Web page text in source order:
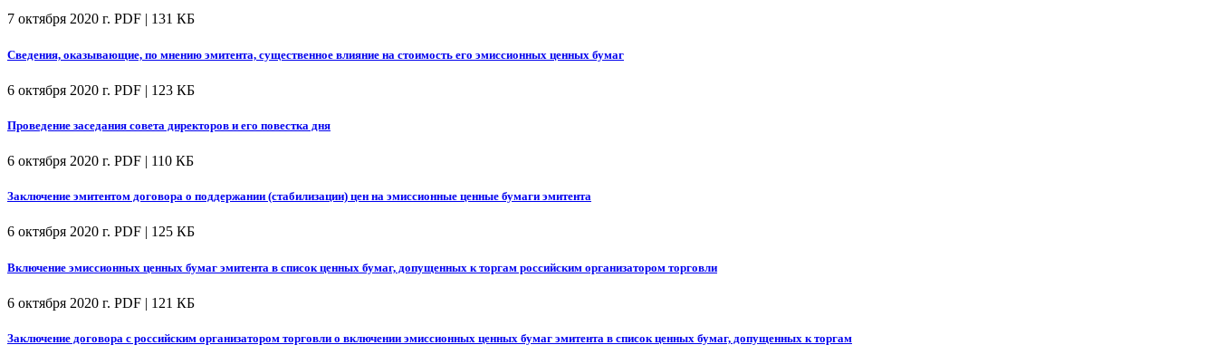
7 октября 2020 г. PDF | 131 КБ
Сведения, оказывающие, по мнению эмитента, существенное влияние на стоимость его эмиссионных ценных бумаг
6 октября 2020 г. PDF | 123 КБ
Проведение заседания совета директоров и его повестка дня
6 октября 2020 г. PDF | 110 КБ
Заключение эмитентом договора о поддержании (стабилизации) цен на эмиссионные ценные бумаги эмитента
6 октября 2020 г. PDF | 125 КБ
Включение эмиссионных ценных бумаг эмитента в список ценных бумаг, допущенных к торгам российским организатором торговли
6 октября 2020 г. PDF | 121 КБ
Заключение договора с российским организатором торговли о включении эмиссионных ценных бумаг эмитента в список ценных бумаг, допущенных к торгам